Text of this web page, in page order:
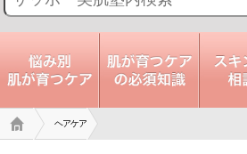
トップ ヘアケア